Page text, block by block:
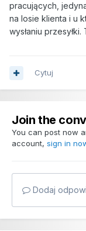
pracujących,
na losie klienta i u
wysłaniu przesyłki.
Cytuj
Join the
You can post now
account, sign in
Dodaj